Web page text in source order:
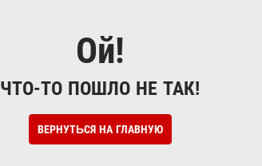
Ой!
ЧТО-ТО ПОШЛО НЕ ТАК!
ВЕРНУТЬСЯ НА ГЛАВНУЮ